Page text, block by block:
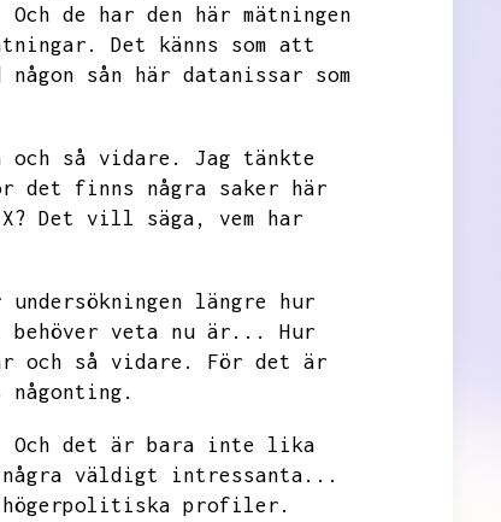
Och de har den här mätningen
Det känns som att
sån här datanissar som
och så vidare.
Jag tänkte
det finns några saker här
Det vill säga,
vem har
längre hur
behöver veta nu är...
Hur
och så vidare.
För det är
Och det är bara inte lika
några väldigt intressanta...
högerpolitiska profiler.